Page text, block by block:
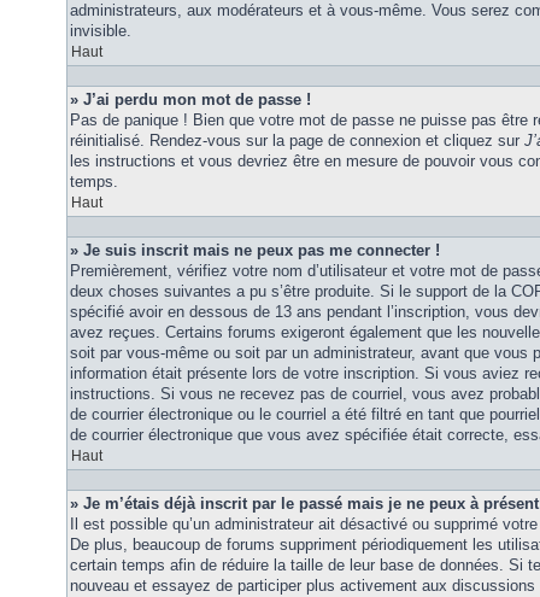
administrateurs, aux modérateurs et à vous-même. Vous serez
invisible.
Haut
» J’ai perdu mon mot de passe !
Pas de panique ! Bien que votre mot de passe ne puisse pas être
réinitialisé. Rendez-vous sur la page de connexion et cliquez sur
les instructions et vous devriez être en mesure de pouvoir vous
temps.
Haut
» Je suis inscrit mais ne peux pas me connecter !
Premièrement, vérifiez votre nom d’utilisateur et votre mot de
deux choses suivantes a pu s’être produite. Si le support de la
spécifié avoir en dessous de 13 ans pendant l’inscription, vous
avez reçues. Certains forums exigeront également que les
soit par vous-même ou soit par un administrateur, avant que vous
information était présente lors de votre inscription. Si vous aviez
instructions. Si vous ne recevez pas de courriel, vous avez
de courrier électronique ou le courriel a été filtré en tant que
de courrier électronique que vous avez spécifiée était correcte,
Haut
» Je m’étais déjà inscrit par le passé mais je ne peux à
Il est possible qu’un administrateur ait désactivé ou supprimé
De plus, beaucoup de forums suppriment périodiquement les
certain temps afin de réduire la taille de leur base de données. Si
nouveau et essayez de participer plus activement aux